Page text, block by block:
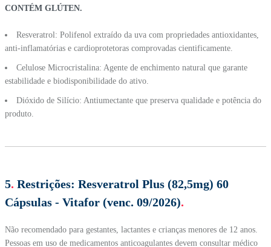
CONTÉM GLÚTEN.
Resveratrol: Polifenol extraído da uva com propriedades antioxidantes,
anti-inflamatórias e cardioprotetoras comprovadas cientificamente.
Celulose Microcristalina: Agente de enchimento natural que garante
estabilidade e biodisponibilidade do ativo.
Dióxido de Silício: Antiumectante que preserva qualidade e potência do
produto.
5. Restrições: Resveratrol Plus (82,5mg) 60
Cápsulas - Vitafor (venc. 09/2026).
Não recomendado para gestantes, lactantes e crianças menores de 12 anos.
Pessoas em uso de medicamentos anticoagulantes devem consultar médico